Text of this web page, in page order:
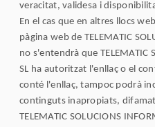
veracitat, validesa i
En el cas que en altres llocs
pàgina web de TELEMATIC
no s'entendrà que TELEMATIC
SL ha autoritzat l'enllaç o el
conté l'enllaç, tampoc podrà
continguts inapropiats,
TELEMATIC SOLUCIONS